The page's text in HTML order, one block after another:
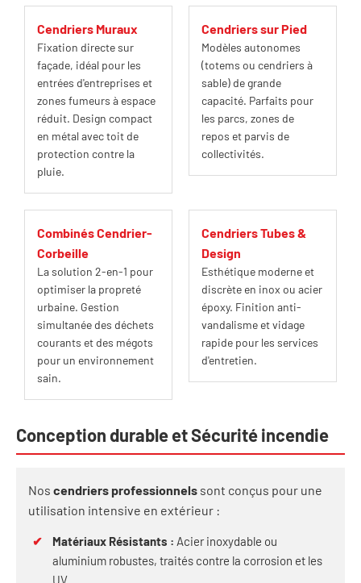
Cendriers Muraux
Fixation directe sur
façade, idéal pour les
entrées d'entreprises et
zones fumeurs à espace
réduit. Design compact
en métal avec toit de
protection contre la
pluie.
Cendriers sur Pied
Modèles autonomes
(totems ou cendriers à
sable) de grande
capacité. Parfaits pour
les parcs, zones de
repos et parvis de
collectivités.
Combinés Cendrier-
Corbeille
La solution 2-en-1 pour
optimiser la propreté
urbaine. Gestion
simultanée des déchets
courants et des mégots
pour un environnement
sain.
Cendriers Tubes &
Design
Esthétique moderne et
discrète en inox ou acier
époxy. Finition anti-
vandalisme et vidage
rapide pour les services
d'entretien.
Conception durable et Sécurité incendie
Nos cendriers professionnels sont conçus pour une
utilisation intensive en extérieur :
✔ Matériaux Résistants : Acier inoxydable ou
aluminium robustes, traités contre la corrosion et les
UV.